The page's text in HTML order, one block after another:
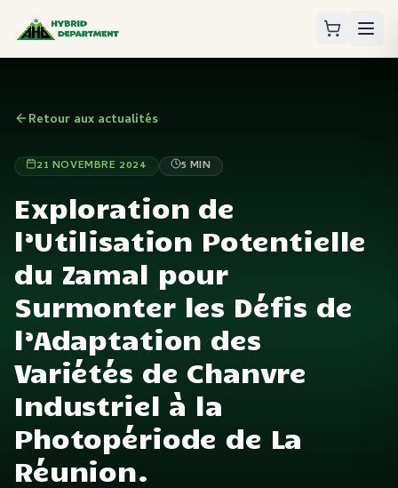
Retour aux actualités
21 NOVEMBRE 2024 5 MIN
Exploration de
l’Utilisation Potentielle
du Zamal pour
Surmonter les Défis de
l’Adaptation des
Variétés de Chanvre
Industriel à la
Photopériode de La
Réunion.